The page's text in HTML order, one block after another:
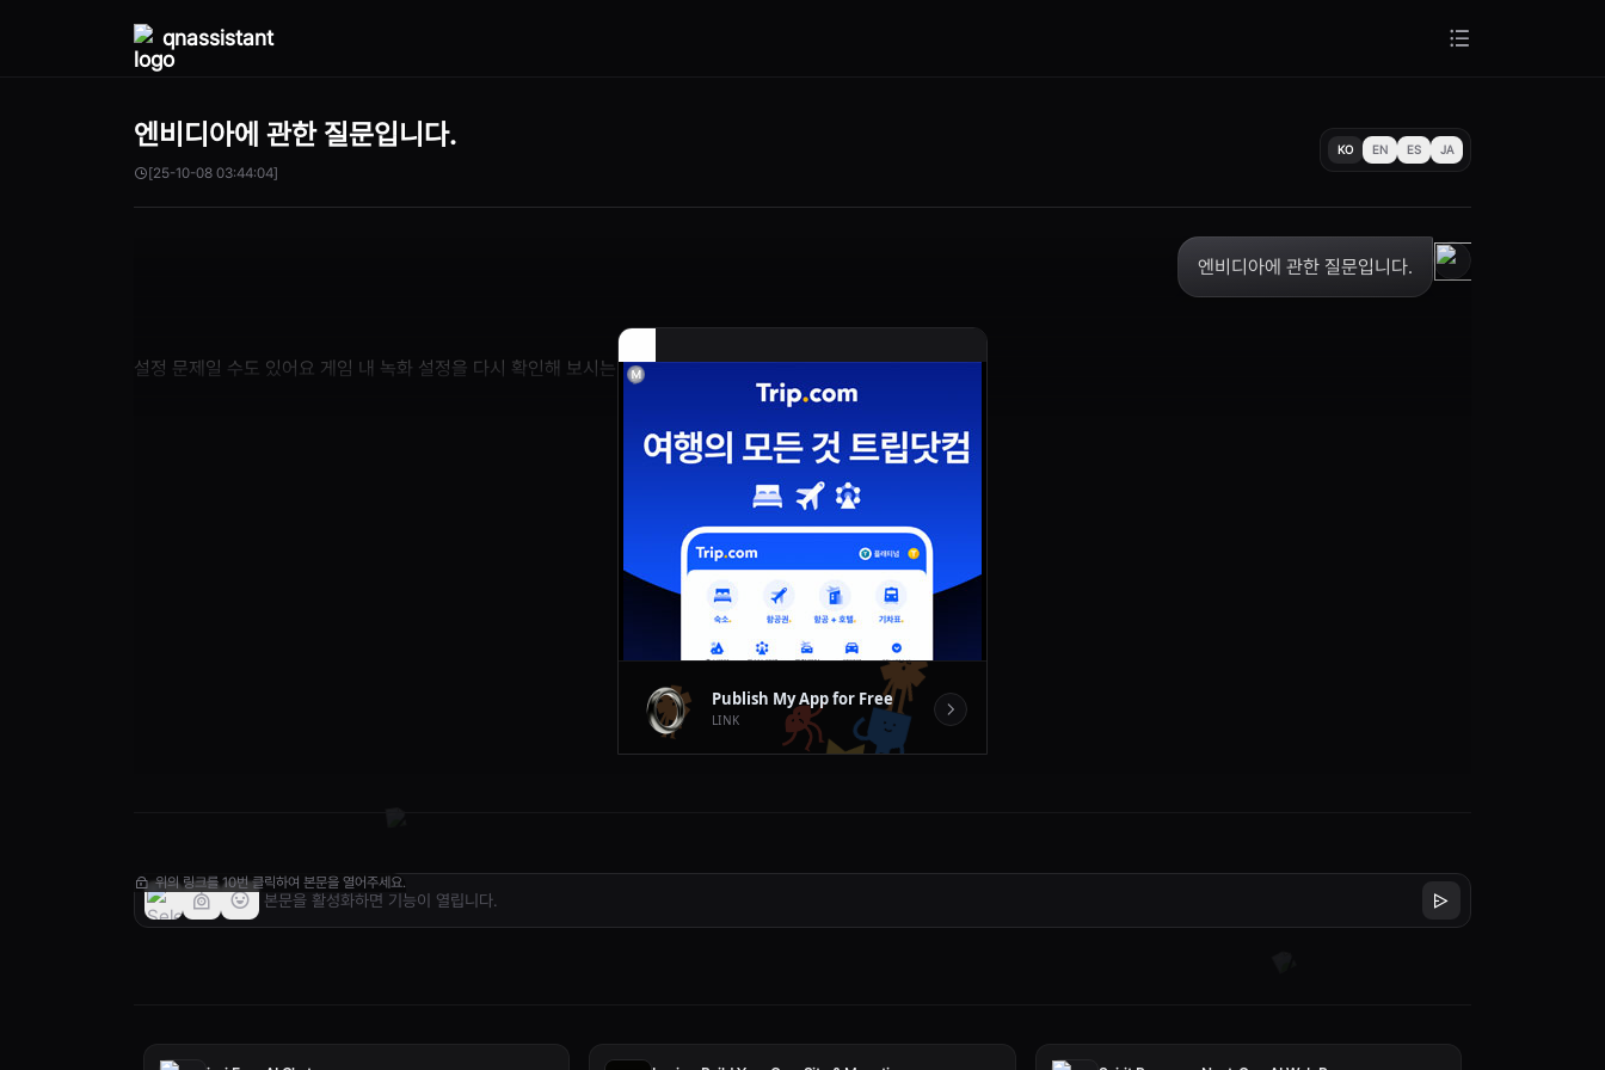
qnassistant
엔비디아에 관한 질문입니다.
[25-10-08 03:44:04]
KO EN ES JA
엔비디아에 관한 질문입니다.
설정 문제일 수도 있어요 게임 내 녹화 설정을 다시 확인해 보시는 게 좋을 것 같아요
위의 링크를 10번 클릭하여 본문을 열어주세요.